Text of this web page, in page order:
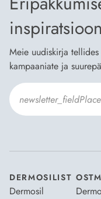
inspiratsioon
Meie uudiskirja
kampaaniate ja
DERMOSILIST
Dermosil